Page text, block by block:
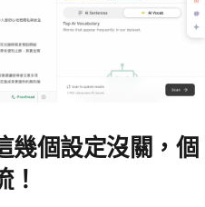
幾個設定沒關，個
！